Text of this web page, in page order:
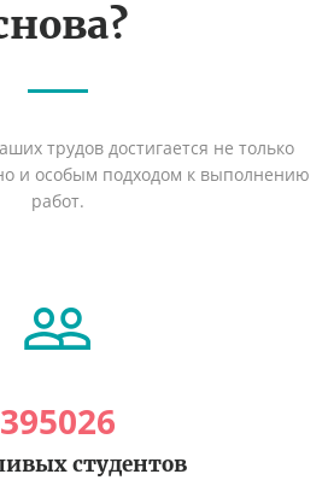
трудов достигается не только
и особым подходом к выполнению
работ.
395026
студентов